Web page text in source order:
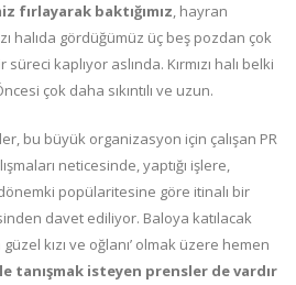
fırlayarak baktığımız, hayran
halıda gördüğümüz üç beş pozdan çok
kaplıyor aslında. Kırmızı halı belki
çok daha sıkıntılı ve uzun.
bu büyük organizasyon için çalışan PR
neticesinde, yaptığı işlere,
popülaritesine göre itinalı bir
davet ediliyor. Baloya katılacak
kızı ve oğlanı’ olmak üzere hemen
tanışmak isteyen prensler de vardır